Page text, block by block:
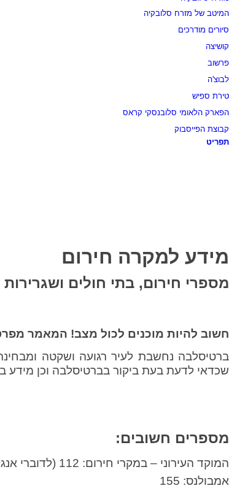
המיטב של מזרח סלובקיה
סיורים מודרכים
קושיצה
פרשוב
לבוצ'ה
טירת ספיש
הפארק הלאומי סלובנסקי קראס
קבוצת הפייסבוק
תפריט
מידע למקרה חירום
מספרי חירום, בתי חולים
חשוב להיות מוכנים לכול מצב! המאמר
ברטיסלבה נחשבת לעיר רגועה ושקטה
שכדאי לדעת בעת ביקור בברטיסלבה וכן מידע
מספרים חשובים:
המוקד העירוני – במקרי חירום: 112 (לדוברי אנגלית)
אמבולנס: 155